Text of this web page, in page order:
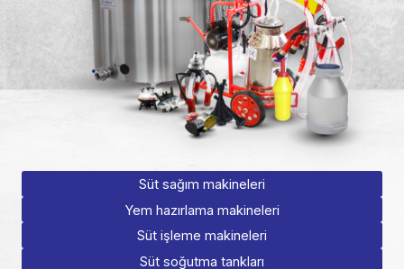
Süt sağım makineleri
Yem hazırlama makineleri
Süt işleme makineleri
Süt soğutma tankları